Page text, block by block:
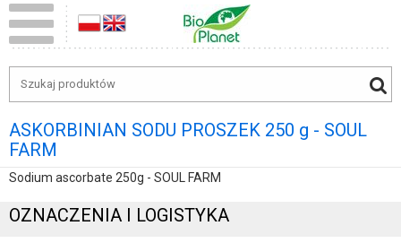
ASKORBINIAN SODU PROSZEK 250 g - SOUL
FARM
Sodium ascorbate 250g - SOUL FARM
OZNACZENIA I LOGISTYKA